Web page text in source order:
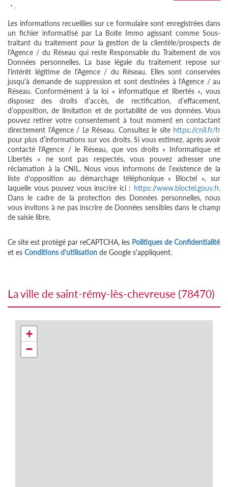
* :
Les informations recueillies sur ce formulaire sont enregistrées dans
un fichier informatisé par La Boite Immo agissant comme Sous-
traitant du traitement pour la gestion de la clientèle/prospects de
l'Agence / du Réseau qui reste Responsable du Traitement de vos
Données personnelles. La base légale du traitement repose sur
l'intérêt légitime de l'Agence / du Réseau. Elles sont conservées
jusqu'à demande de suppression et sont destinées à l'Agence / au
Réseau. Conformément à la loi « informatique et libertés », vous
disposez des droits d’accès, de rectification, d’effacement,
d’opposition, de limitation et de portabilité de vos données. Vous
pouvez retirer votre consentement à tout moment en contactant
directement l’Agence / Le Réseau. Consultez le site https://cnil.fr/fr
pour plus d’informations sur vos droits. Si vous estimez, après avoir
contacté l'Agence / le Réseau, que vos droits « Informatique et
Libertés » ne sont pas respectés, vous pouvez adresser une
réclamation à la CNIL. Nous vous informons de l’existence de la
liste d'opposition au démarchage téléphonique « Bloctel », sur
laquelle vous pouvez vous inscrire ici : https://www.bloctel.gouv.fr.
Dans le cadre de la protection des Données personnelles, nous
vous invitons à ne pas inscrire de Données sensibles dans le champ
de saisie libre.
Ce site est protégé par reCAPTCHA, les Politiques de Confidentialité
et es Conditions d'utilisation de Google s'appliquent.
la ville de saint-rémy-lès-chevreuse (78470)
+
−